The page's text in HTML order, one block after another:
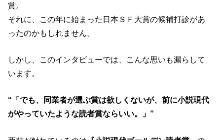
賞。
それに、この年に始まった日本ＳＦ大賞の候補打診があ
ったのかもしれません。
しかし、このインタビューでは、こんな思いも漏らして
います。
“「でも、同業者が選ぶ賞は欲しくないが、前に小説現代
がやっていたような読者賞ならいい。」”